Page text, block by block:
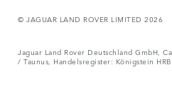
© JAGUAR LAND ROVER LIMITED 2026
Jaguar Land Rover Deutschland GmbH,
/ Taunus, Handelsregister: Königstein